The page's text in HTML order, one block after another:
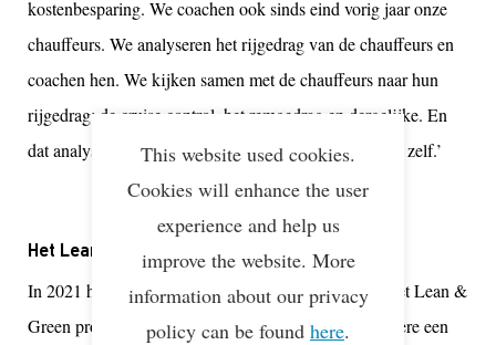
kostenbesparing. We coachen ook sinds eind vorig jaar onze
chauffeurs. We analyseren het rijgedrag van de chauffeurs en
coachen hen. We kijken samen met de chauffeurs naar hun
rijgedrag: de cruise control, het remgedrag en dergelijke. En
dat analyseren en coachen doen we nu intern allemaal zelf.’
Het Lean & Green programma
In 2021 heeft Verduyn Group zich aangemeld voor het Lean &
Green programma. De keuze hiervoor was onder andere een
This website used cookies.
Cookies will enhance the user
experience and help us
improve the website. More
information about our privacy
policy can be found here.